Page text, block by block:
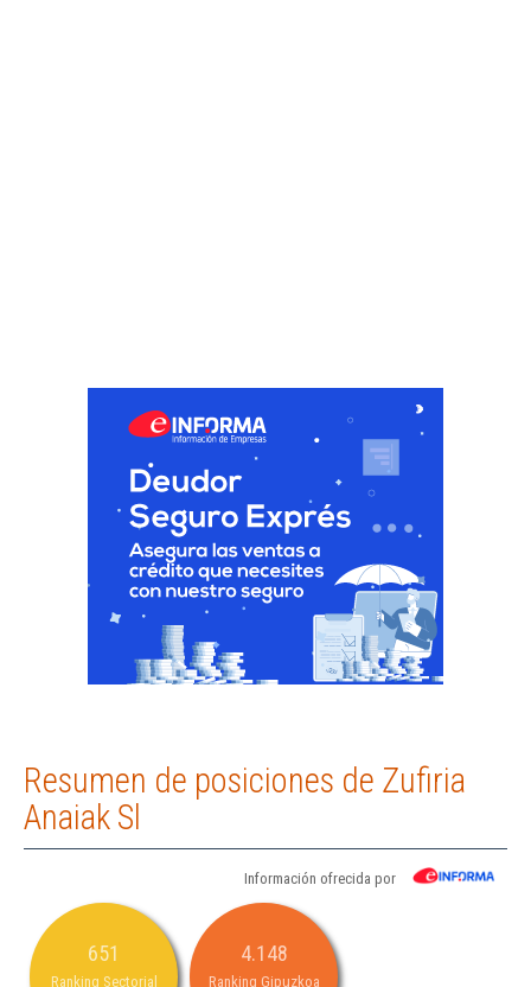
Resumen de posiciones de Zufiria
Anaiak Sl
Información ofrecida por
651
Ranking Sectorial
4.148
Ranking Gipuzkoa